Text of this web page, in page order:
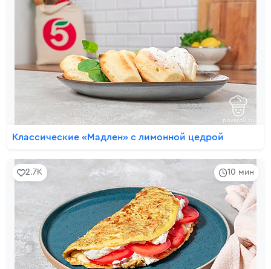
Классические «Мадлен» с лимонной цедрой
10 мин
2.7K